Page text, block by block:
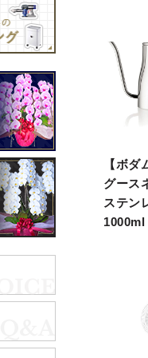
【ボ
グース
ステン
1000ml